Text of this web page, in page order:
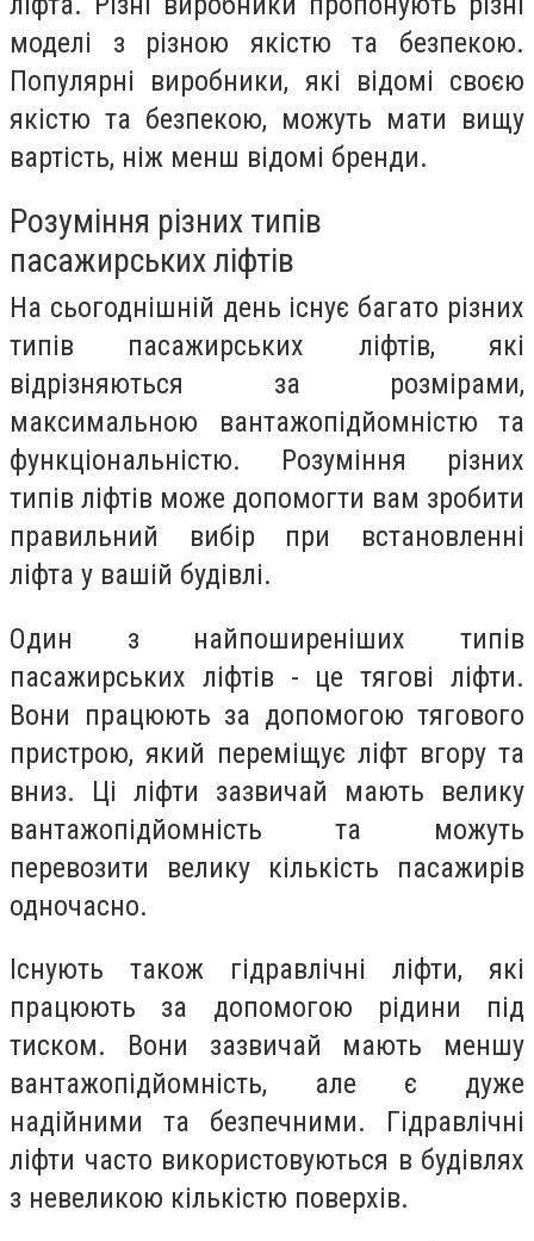
моделі з різною якістю та безпекою.
Популярні виробники, які відомі своєю
якістю та безпекою, можуть мати вищу
вартість, ніж менш відомі бренди.
Розуміння різних типів
пасажирських ліфтів
На сьогоднішній день існує багато різних
типів пасажирських ліфтів, які
відрізняються за розмірами,
максимальною вантажопідйомністю та
функціональністю. Розуміння різних
типів ліфтів може допомогти вам зробити
правильний вибір при встановленні
ліфта у вашій будівлі.
Один з найпоширеніших типів
пасажирських ліфтів - це тягові ліфти.
Вони працюють за допомогою тягового
пристрою, який переміщує ліфт вгору та
вниз. Ці ліфти зазвичай мають велику
вантажопідйомність та можуть
перевозити велику кількість пасажирів
одночасно.
Існують також гідравлічні ліфти, які
працюють за допомогою рідини під
тиском. Вони зазвичай мають меншу
вантажопідйомність, але є дуже
надійними та безпечними. Гідравлічні
ліфти часто використовуються в будівлях
з невеликою кількістю поверхів.